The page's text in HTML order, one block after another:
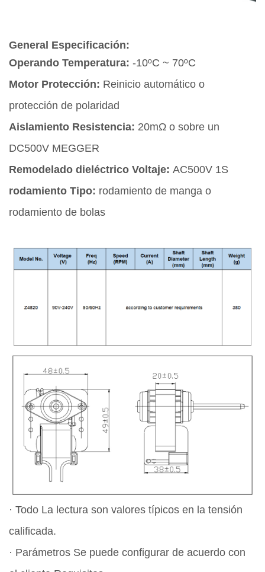
General Especificación:
Operando Temperatura: -10ºC ~ 70ºC
Motor Protección: Reinicio automático o
protección de polaridad
Aislamiento Resistencia: 20mΩ o sobre un
DC500V MEGGER
Remodelado dieléctrico Voltaje: AC500V 1S
rodamiento Tipo: rodamiento de manga o
rodamiento de bolas
· Todo La lectura son valores típicos en la tensión
calificada.
· Parámetros Se puede configurar de acuerdo con